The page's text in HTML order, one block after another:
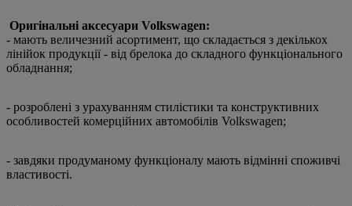
Оригінальні аксесуари Volkswagen:
- мають величезний асортимент, що складається з декількох
лінійок продукції - від брелока до складного функціонального
обладнання;
- розроблені з урахуванням стилістики та конструктивних
особливостей комерційних автомобілів Volkswagen;
- завдяки продуманому функціоналу мають відмінні споживчі
властивості.